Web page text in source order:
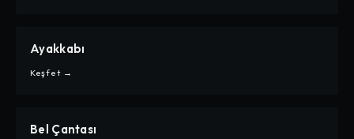
CARPE
AYAKKABI
Ayakkabı
Keşfet →
CARPE
Bel Çantası